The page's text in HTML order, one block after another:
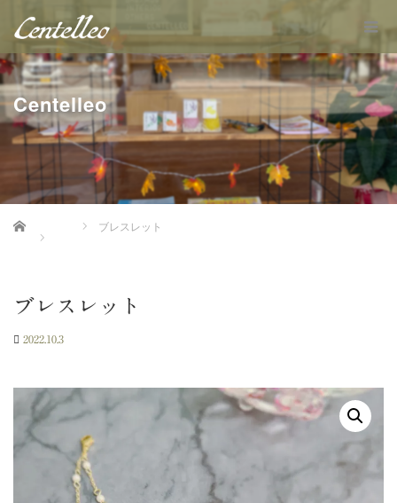
Centelleo
Home ブレスレット
ブレスレット
2022.10.3